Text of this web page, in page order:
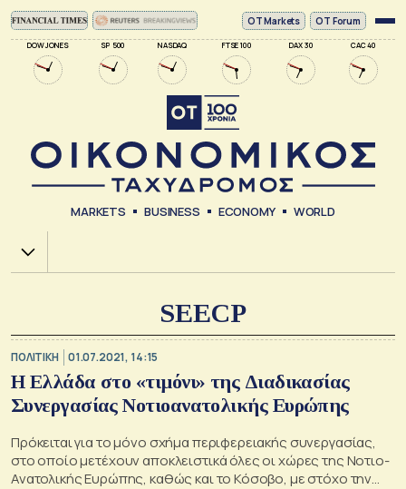
DOW JONES SP 500 NASDAQ FTSE 100 DAX 30 CAC 40
ΟΤ Markets OT Forum
MARKETS BUSINESS ECONOMY WORLD
Χ.Α.
SEECP
ΠΟΛΙΤΙΚΗ 01.07.2021, 14:15
Η Ελλάδα στο «τιμόνι» της Διαδικασίας
Συνεργασίας Νοτιοανατολικής Ευρώπης
Πρόκειται για το μόνο σχήμα περιφερειακής συνεργασίας,
στο οποίο μετέχουν αποκλειστικά όλες οι χώρες της Νοτιο-
Ανατολικής Ευρώπης, καθώς και το Κόσοβο, με στόχο την